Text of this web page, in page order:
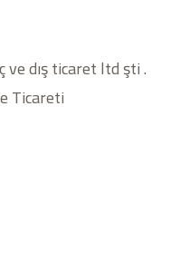
dış ticaret ltd şti .
Ticareti